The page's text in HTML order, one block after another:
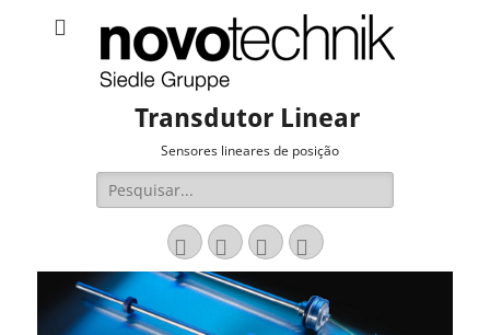
Transdutor Linear
Sensores lineares de posição
Pesquisar
por:
EmailLinkedIn
Website
Fone